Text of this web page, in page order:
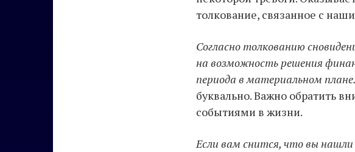
толкование, связанное с
Согласно толкованию
на возможность решения
периода в материальном плане.
буквально. Важно обратить
событиями в жизни.
Если вам снится, что вы